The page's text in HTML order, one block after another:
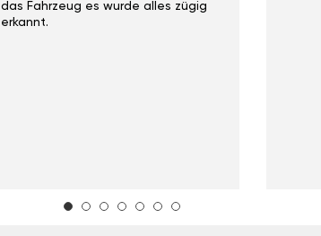
das Fahrzeug es wurde alles zügig
erkannt.